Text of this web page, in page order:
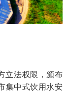
立法权限，颁布
集中式饮用水安